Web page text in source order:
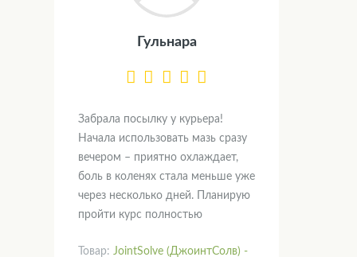
Гульнара
Забрала посылку у курьера!
Начала использовать мазь сразу
вечером – приятно охлаждает,
боль в коленях стала меньше уже
через несколько дней. Планирую
пройти курс полностью
Товар: JointSolve (ДжоинтСолв) -